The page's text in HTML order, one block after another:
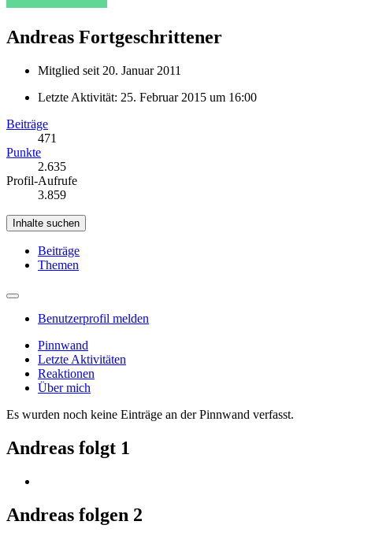
Andreas Fortgeschrittener
Mitglied seit 20. Januar 2011
Letzte Aktivität: 25. Februar 2015 um 16:00
Beiträge
471
Punkte
2.635
Profil-Aufrufe
3.859
Inhalte suchen
Beiträge
Themen
Benutzerprofil melden
Pinnwand
Letzte Aktivitäten
Reaktionen
Über mich
Es wurden noch keine Einträge an der Pinnwand verfasst.
Andreas folgt 1
Andreas folgen 2